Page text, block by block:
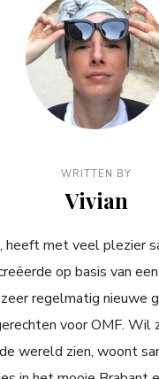
WRITTEN BY
Vivian
heeft met veel plezier
op basis van
regelmatig nieuwe
voor OMF. Wil
wereld zien, woont